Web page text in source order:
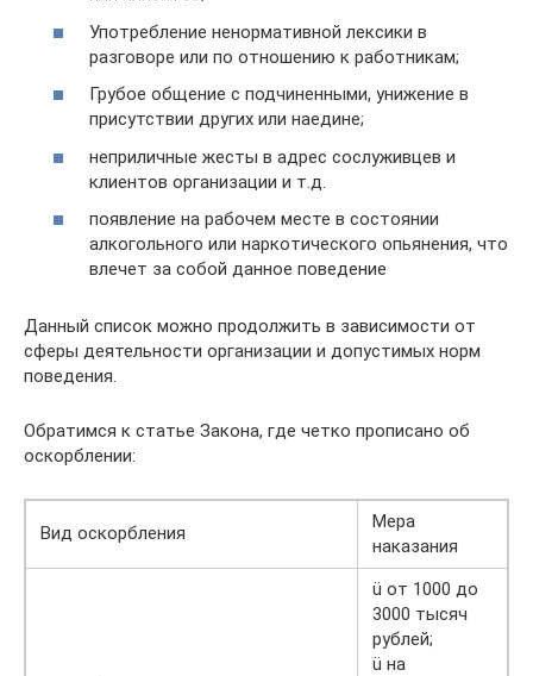
Употребление ненормативной лексики в
разговоре или по отношению к работникам;
Грубое общение с подчиненными, унижение в
присутствии других или наедине;
неприличные жесты в адрес сослуживцев и
клиентов организации и т.д.
появление на рабочем месте в состоянии
алкогольного или наркотического опьянения, что
влечет за собой данное поведение
Данный список можно продолжить в зависимости от
сферы деятельности организации и допустимых норм
поведения.
Обратимся к статье Закона, где четко прописано об
оскорблении:
Вид оскорбления
Мера
наказания
ü от 1000 до
3000 тысяч
рублей;
ü на